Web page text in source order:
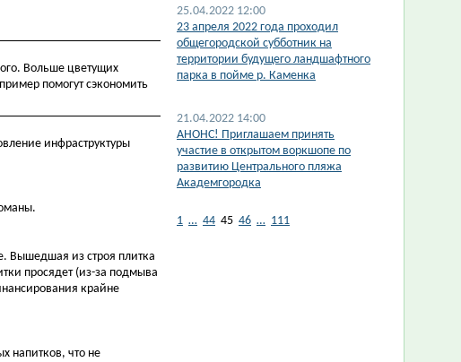
Вольше цветущих
помогут сэкономить
инфраструктуры
Вышедшая из строя плитка
просядет (из-за подмыва
крайне
напитков, что не
25.04.2022 12:00
23 апреля 2022 года проходил
общегородской субботник на
территории будущего ландшафтного
парка в пойме р. Каменка
21.04.2022 14:00
АНОНС! Приглашаем принять
участие в открытом воркшопе по
развитию Центрального пляжа
Академгородка
1 … 44 45 46 … 111